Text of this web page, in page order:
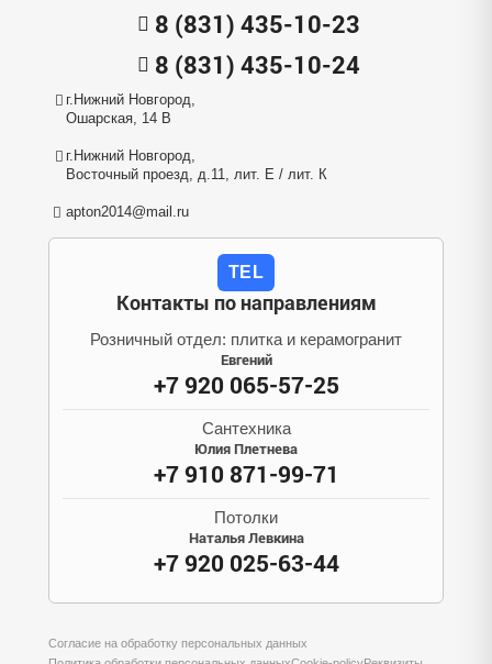
8 (831) 435-10-23
8 (831) 435-10-24
г.Нижний Новгород,
Ошарская, 14 В
г.Нижний Новгород,
Восточный проезд, д.11, лит. Е / лит. К
apton2014@mail.ru
TEL
Контакты по направлениям
Розничный отдел: плитка и керамогранит
Евгений
+7 920 065-57-25
Сантехника
Юлия Плетнева
+7 910 871-99-71
Потолки
Наталья Левкина
+7 920 025-63-44
Согласие на обработку персональных данных